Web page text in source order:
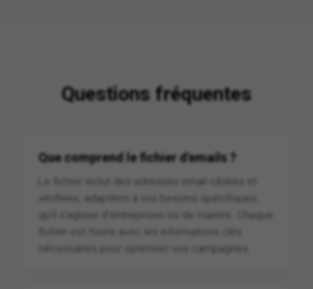
Questions fréquentes
Que comprend le fichier d'emails ?
Le fichier inclut des adresses email ciblées et
vérifiées, adaptées à vos besoins spécifiques,
qu'il s'agisse d'entreprises ou de mairies. Chaque
nécessaires pour optimiser vos campagnes.